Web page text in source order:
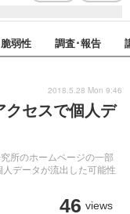
弱性 調査･報告
セスで個人デ
所のホームページの一部
データが流出した可能性
46 views
2018.5.28 Mon 9:46